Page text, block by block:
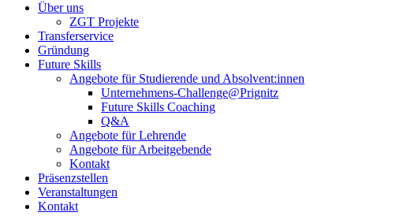
Über uns
ZGT Projekte
Transferservice
Gründung
Future Skills
Angebote für Studierende und Absolvent:innen
Unternehmens-Challenge@Prignitz
Future Skills Coaching
Q&A
Angebote für Lehrende
Angebote für Arbeitgebende
Kontakt
Präsenzstellen
Veranstaltungen
Kontakt